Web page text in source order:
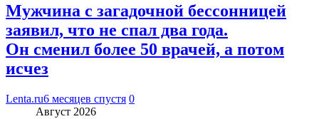
Мужчина с загадочной бессонницей
заявил, что не спал два года.
Он сменил более 50 врачей, а потом
исчез
Lenta.ru6 месяцев спустя 0
Август 2026